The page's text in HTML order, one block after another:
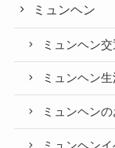
ミュンヘン
ミュンヘン
ミュンヘン
ミュンヘン